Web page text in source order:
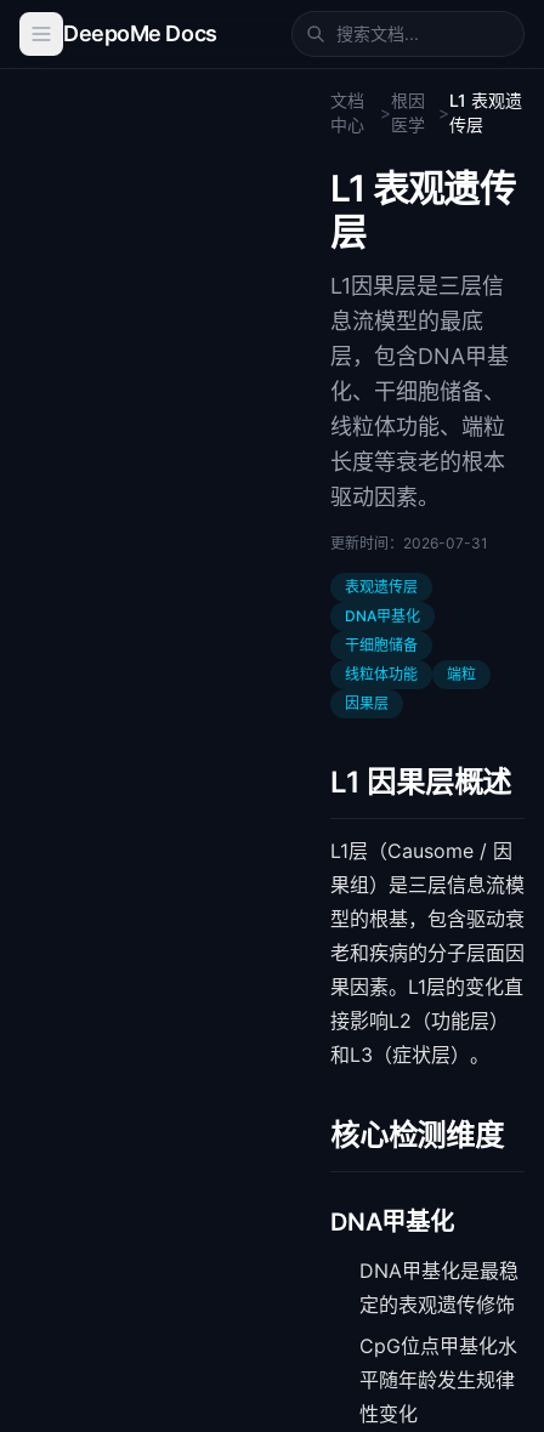
DeepoMe Docs
文档
中心
>
根因
医学
>
L1 表观遗
传层
L1 表观遗传
层
L1因果层是三层信
息流模型的最底
层，包含DNA甲基
化、干细胞储备、
线粒体功能、端粒
长度等衰老的根本
驱动因素。
更新时间： 2026-07-31
表观遗传层
DNA甲基化
干细胞储备
线粒体功能
端粒
因果层
L1 因果层概述
L1层（Causome / 因
果组）是三层信息流模
型的根基，包含驱动衰
老和疾病的分子层面因
果因素。L1层的变化直
接影响L2（功能层）
和L3（症状层）。
核心检测维度
DNA甲基化
DNA甲基化是最稳
定的表观遗传修饰
CpG位点甲基化水
平随年龄发生规律
性变化